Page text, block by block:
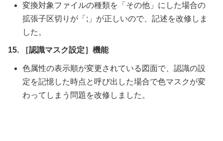
変換対象ファイルの種類を「その他」にした場合の
拡張子区切りが「;」が正しいので、記述を改修しま
した。
15. ［認識マスク設定］機能
色属性の表示順が変更されている図面で、認識の設
定を記憶した時点と呼び出した場合で色マスクが変
わってしまう問題を改修しました。